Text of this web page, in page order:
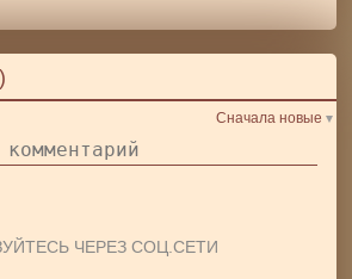
)
Сначала новые
ЧЕРЕЗ СОЦ.СЕТИ